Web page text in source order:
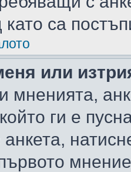
като са
или
мненията,
ги е